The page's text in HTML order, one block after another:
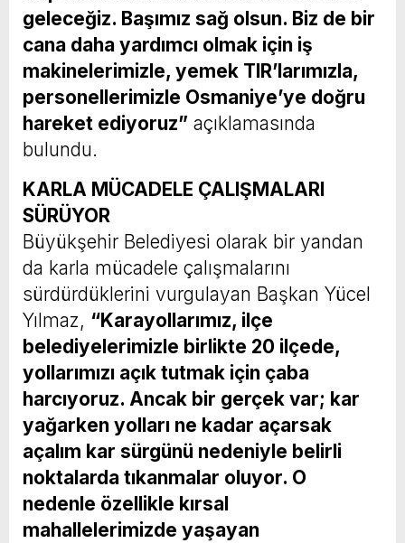
geleceğiz. Başımız sağ olsun. Biz de bir
cana daha yardımcı olmak için iş
makinelerimizle, yemek TIR’larımızla,
personellerimizle Osmaniye’ye doğru
hareket ediyoruz” açıklamasında
bulundu.
KARLA MÜCADELE ÇALIŞMALARI
SÜRÜYOR
Büyükşehir Belediyesi olarak bir yandan
da karla mücadele çalışmalarını
sürdürdüklerini vurgulayan Başkan Yücel
Yılmaz, “Karayollarımız, ilçe
belediyelerimizle birlikte 20 ilçede,
yollarımızı açık tutmak için çaba
harcıyoruz. Ancak bir gerçek var; kar
yağarken yolları ne kadar açarsak
açalım kar sürgünü nedeniyle belirli
noktalarda tıkanmalar oluyor. O
nedenle özellikle kırsal
mahallelerimizde yaşayan